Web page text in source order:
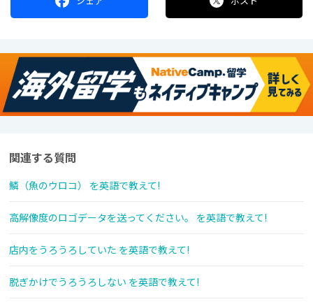
関連する質問
鱗（魚のウロコ） を英語で教えて!
高解像度のロゴデータを送ってください。 を英語で教えて!
店内をうろうろしていた を英語で教えて!
脱ぎかけでうろうろしない を英語で教えて!